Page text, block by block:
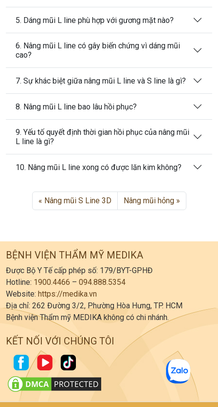
5. Dáng mũi L line phù hợp với gương mặt nào?
6. Nâng mũi L line có gây biến chứng vì dáng mũi
cao?
7. Sự khác biệt giữa nâng mũi L line và S line là gì?
8. Nâng mũi L line bao lâu hồi phục?
9. Yếu tố quyết định thời gian hồi phục của nâng mũi
L line là gì?
10. Nâng mũi L line xong có được lăn kim không?
Nâng mũi S Line 3D Nâng mũi hỏng
BỆNH VIỆN THẨM MỸ MEDIKA
Được Bộ Y Tế cấp phép số: 179/BYT-GPHĐ
Hotline: 1900.4466 – 094.888.5354
Website: https://medika.vn
Địa chỉ: 262 Đường 3/2, Phường Hòa Hưng, TP. HCM
Bệnh viện Thẩm mỹ MEDIKA không có chi nhánh.
KẾT NỐI VỚI CHÚNG TÔI